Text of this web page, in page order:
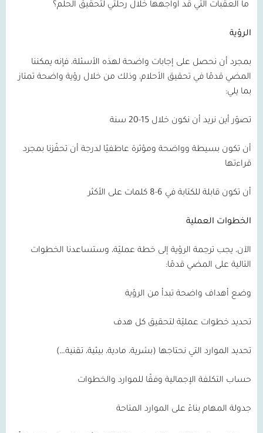
ما العقبات التي قد أواجهها خلال رحلتي لتحقيق الحلم؟
الرؤية
بمجرد أن نحصل على إجابات واضحة لهذه الأسئلة، فإنه يمكننا
المضي قدمًا في تحقيق الأحلام، وذلك من خلال رؤية واضحة تمتاز
بما يلي:
تصوّر أين نريد أن نكون خلال 15-20 سنة
أن تكون بسيطة وواضحة ومؤثرة عاطفيًا لدرجة أن تحفّزنا بمجرد
قراءتها
أن تكون قابلة للكتابة في 6-8 كلمات على الأكثر
الخطوات العملية
الآن، يجب ترجمة الرؤية إلى خطة عمليّة، وستساعدنا الخطوات
التالية على المضي قدمًا:
وضع أهداف واضحة تبدأ من الرؤية
تحديد خطوات عمليّة لتحقيق كل هدف
تحديد الموارد التي نحتاجها (بشرية، مادية، بيئية، تقنية…)
حساب التكلفة الإجمالية وفقًا للموارد والخطوات
جدولة المهام بناءً على الموارد المتاحة